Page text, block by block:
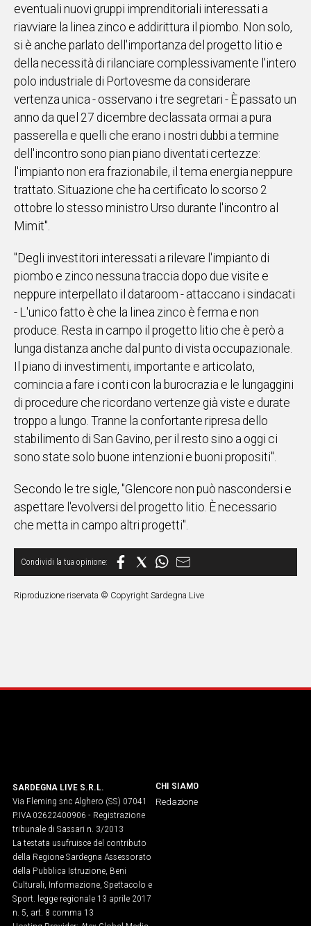
Social
eventuali nuovi gruppi imprenditoriali interessati a
riavviare la linea zinco e addirittura il piombo. Non solo,
si è anche parlato dell'importanza del progetto litio e
della necessità di rilanciare complessivamente l'intero
polo industriale di Portovesme da considerare
vertenza unica - osservano i tre segretari - È passato un
anno da quel 27 dicembre declassata ormai a pura
passerella e quelli che erano i nostri dubbi a termine
dell'incontro sono pian piano diventati certezze:
l'impianto non era frazionabile, il tema energia neppure
trattato. Situazione che ha certificato lo scorso 2
ottobre lo stesso ministro Urso durante l'incontro al
Mimit".
"Degli investitori interessati a rilevare l'impianto di
piombo e zinco nessuna traccia dopo due visite e
neppure interpellato il dataroom - attaccano i sindacati
- L'unico fatto è che la linea zinco è ferma e non
produce. Resta in campo il progetto litio che è però a
lunga distanza anche dal punto di vista occupazionale.
Il piano di investimenti, importante e articolato,
comincia a fare i conti con la burocrazia e le lungaggini
di procedure che ricordano vertenze già viste e durate
troppo a lungo. Tranne la confortante ripresa dello
stabilimento di San Gavino, per il resto sino a oggi ci
sono state solo buone intenzioni e buoni propositi".
Secondo le tre sigle, "Glencore non può nascondersi e
aspettare l'evolversi del progetto litio. È necessario
che metta in campo altri progetti".
Riproduzione riservata © Copyright Sardegna Live
SARDEGNA LIVE S.R.L.
Via Fleming snc Alghero (SS) 07041
P.IVA 02622400906 - Registrazione
tribunale di Sassari n. 3/2013
La testata usufruisce del contributo
della Regione Sardegna Assessorato
della Pubblica Istruzione, Beni
Culturali, Informazione, Spettacolo e
Sport. legge regionale 13 aprile 2017
n. 5, art. 8 comma 13
CHI SIAMO
Redazione